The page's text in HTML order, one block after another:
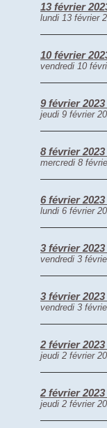
13 février
lundi 13 février
10 février
vendredi 10
9 février
jeudi 9 février
8 février
mercredi 8
6 février
lundi 6 février
3 février
vendredi 3
3 février
vendredi 3
2 février
jeudi 2 février
2 février
jeudi 2 février